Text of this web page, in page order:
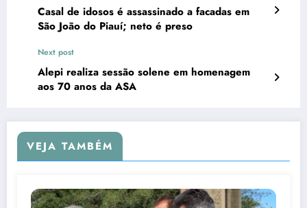
Casal de idosos é assassinado a facadas em
São João do Piauí; neto é preso
Next post
Alepi realiza sessão solene em homenagem
aos 70 anos da ASA
VEJA TAMBÉM